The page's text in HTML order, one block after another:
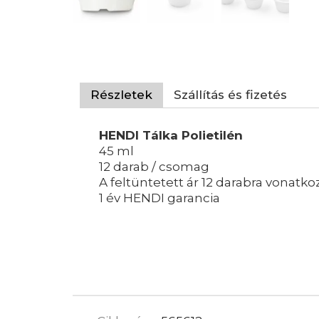
Részletek Szállítás és fizetés
HENDI Tálka Polietilén
45 ml
12 darab / csomag
A feltüntetett ár 12 darabra
1 év HENDI garancia